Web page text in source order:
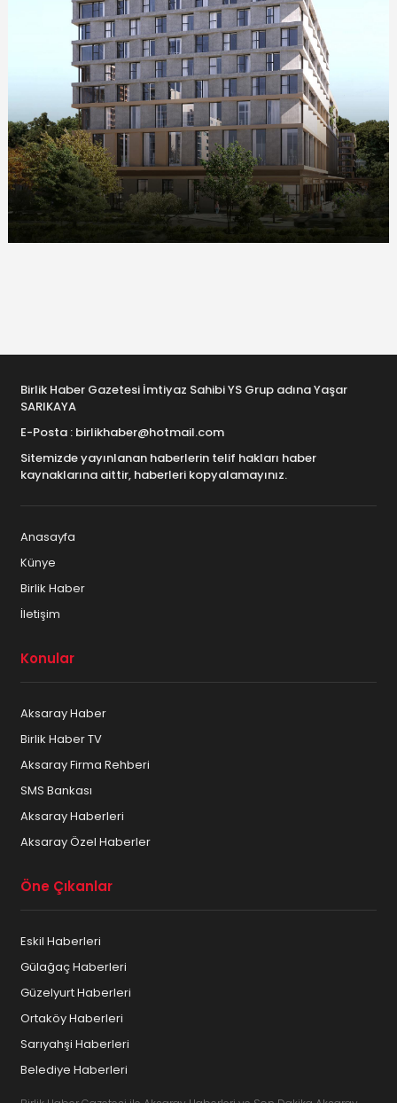
Birlik Haber Gazetesi İmtiyaz Sahibi YS Grup adına Yaşar
SARIKAYA
E-Posta : birlikhaber@hotmail.com
Sitemizde yayınlanan haberlerin telif hakları haber
kaynaklarına aittir, haberleri kopyalamayınız.
Anasayfa
Künye
Birlik Haber
İletişim
Konular
Aksaray Haber
Birlik Haber TV
Aksaray Firma Rehberi
SMS Bankası
Aksaray Haberleri
Aksaray Özel Haberler
Öne Çıkanlar
Eskil Haberleri
Gülağaç Haberleri
Güzelyurt Haberleri
Ortaköy Haberleri
Sarıyahşi Haberleri
Belediye Haberleri